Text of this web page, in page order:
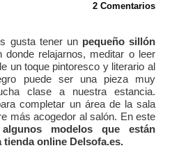
2 Comentarios
gusta tener un pequeño sillón
donde relajarnos, meditar o leer
un toque pintoresco y literario al
puede ser una pieza muy
clase a nuestra estancia.
completar un área de la sala
más acogedor al salón. En este
algunos modelos que están
online Delsofa.es.